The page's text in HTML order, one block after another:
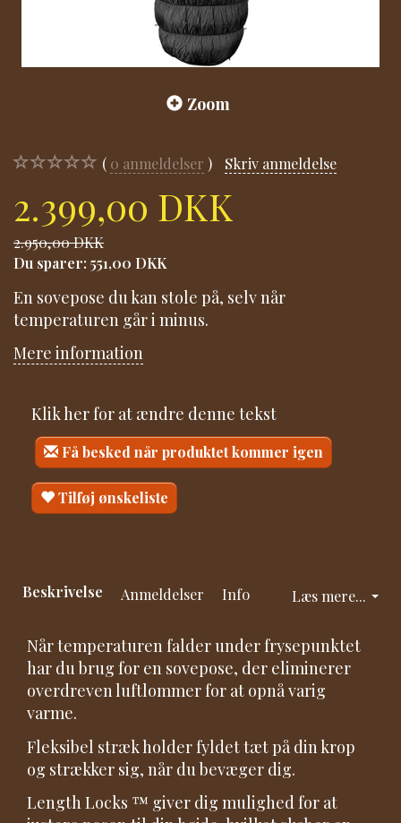
Zoom
0 anmeldelser Skriv anmeldelse
2.399,00 DKK
2.950,00 DKK
Du sparer: 551,00 DKK
En sovepose du kan stole på, selv når
temperaturen går i minus.
Mere information
Klik her for at ændre denne tekst
Få besked når produktet kommer igen
Tilføj ønskeliste
Læs mere...
Beskrivelse Anmeldelser Info
Når temperaturen falder under frysepunktet
har du brug for en sovepose, der eliminerer
overdreven luftlommer for at opnå varig
varme.
Fleksibel stræk holder fyldet tæt på ​​din krop
og strækker sig, når du bevæger dig.
Length Locks ™ giver dig mulighed for at